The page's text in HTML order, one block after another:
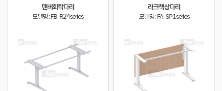
덴버회탁다리
모델명 : FB-R24series
라크책상다리
모델명 : FA-SP1series